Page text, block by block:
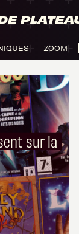
ZOOM
sur la